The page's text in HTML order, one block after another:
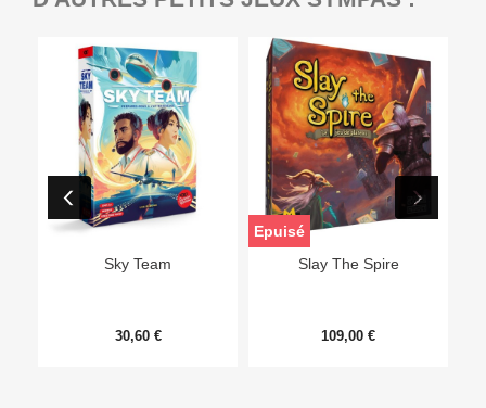
Sky Team
30,60 €
Slay The Spire
109,00 €
Epuisé